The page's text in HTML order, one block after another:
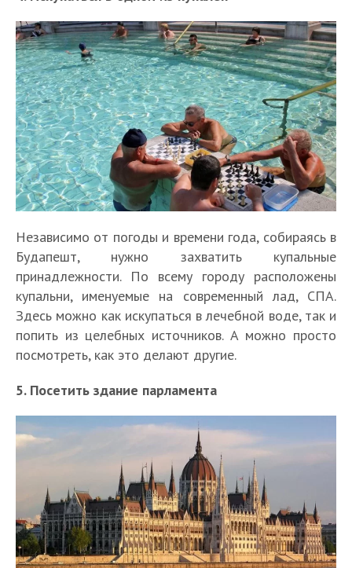
Независимо от погоды и времени года, собираясь в
Будапешт, нужно захватить купальные
принадлежности. По всему городу расположены
купальни, именуемые на современный лад, СПА.
Здесь можно как искупаться в лечебной воде, так и
попить из целебных источников. А можно просто
посмотреть, как это делают другие.
5. Посетить здание парламента